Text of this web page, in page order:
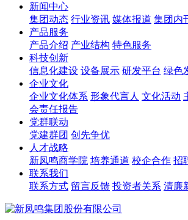
新闻中心
集团动态 行业资讯 媒体报道 集团内
产品服务
产品介绍 产业结构 特色服务
科技创新
信息化建设 设备展示 研发平台 绿色
企业文化
企业文化体系 形象代言人 文化活动
会责任报告
党群联动
党建群团 创先争优
人才战略
新凤鸣商学院 培养通道 校企合作 招
联系我们
联系方式 留言反馈 投资者关系 清廉